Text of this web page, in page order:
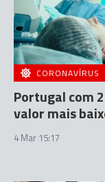
CORONAVÍRUS
Portugal com
valor mais
4 Mar 15:17